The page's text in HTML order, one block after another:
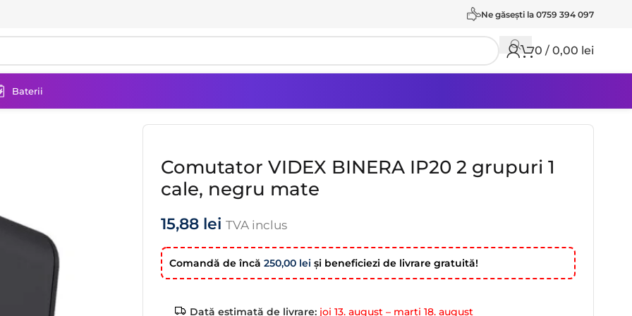
Ne găseşti la 0759 394 097
0 / 0,00 lei
Baterii
Comutator VIDEX BINERA IP20 2 grupuri 1
cale, negru mate
15,88 lei TVA inclus
Comandă de încă 250,00 lei şi beneficiezi de livrare gratuită!
Dată estimată de livrare: joi 13. august – marți 18. august